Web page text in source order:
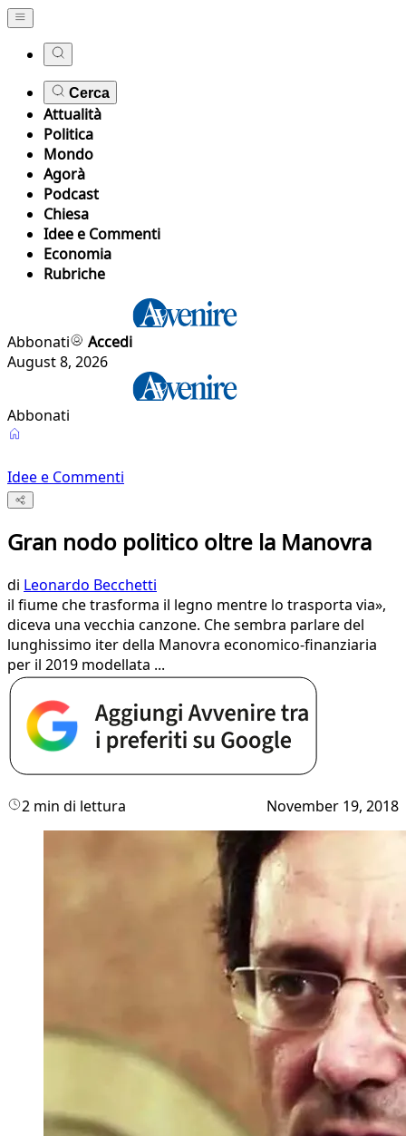
Cerca
Attualità
Politica
Mondo
Agorà
Podcast
Chiesa
Idee e Commenti
Economia
Rubriche
Abbonati
Accedi
August 8, 2026
Abbonati
Idee e Commenti
Gran nodo politico oltre la Manovra
di Leonardo Becchetti
il fiume che trasforma il legno mentre lo trasporta via»,
diceva una vecchia canzone. Che sembra parlare del
lunghissimo iter della Manovra economico-finanziaria
per il 2019 modellata ...
2 min di lettura November 19, 2018